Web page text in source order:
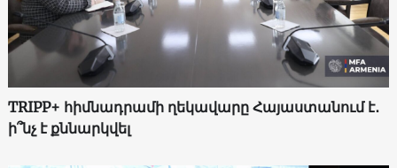
TRIPP+ հիմնադրամի ղեկավարը Հայաստանում է․
ի՞նչ է քննարկվել